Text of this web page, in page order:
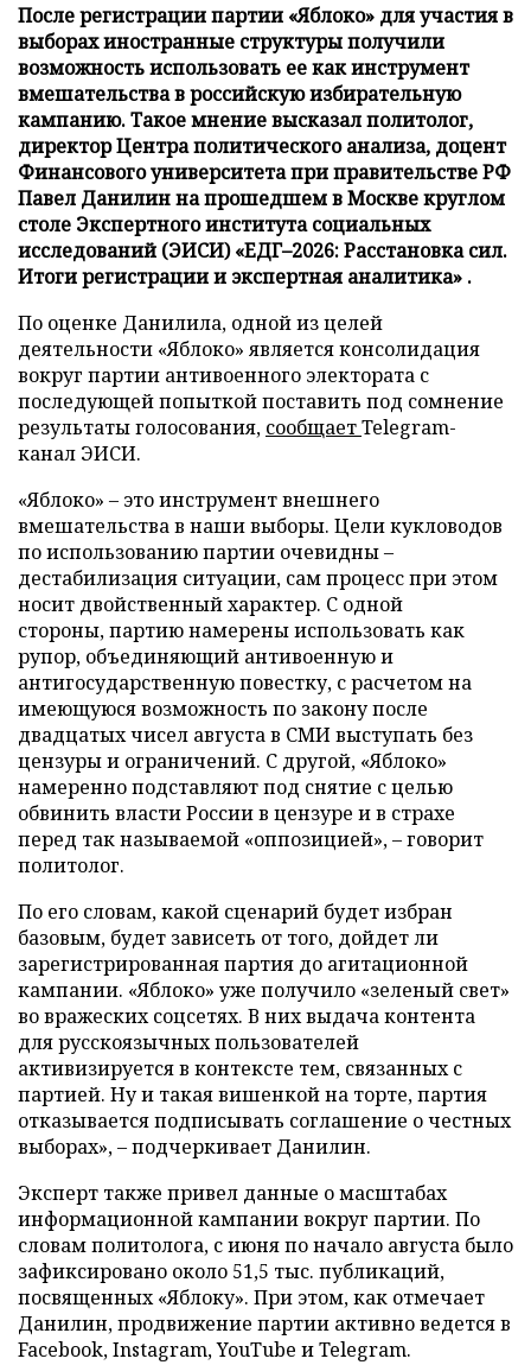
После регистрации партии «Яблоко» для участия в
выборах иностранные структуры получили
возможность использовать ее как инструмент
вмешательства в российскую избирательную
кампанию. Такое мнение высказал политолог,
директор Центра политического анализа, доцент
Финансового университета при правительстве РФ
Павел Данилин на прошедшем в Москве круглом
столе Экспертного института социальных
исследований (ЭИСИ) «ЕДГ–2026: Расстановка сил.
Итоги регистрации и экспертная аналитика» .
По оценке Данилила, одной из целей
деятельности «Яблоко» является консолидация
вокруг партии антивоенного электората с
последующей попыткой поставить под сомнение
результаты голосования, сообщаетTelegram-
канал ЭИСИ.
«Яблоко» – это инструмент внешнего
вмешательства в наши выборы. Цели кукловодов
по использованию партии очевидны –
дестабилизация ситуации, сам процесс при этом
носит двойственный характер. С одной
стороны, партию намерены использовать как
рупор, объединяющий антивоенную и
антигосударственную повестку, с расчетом на
имеющуюся возможность по закону после
двадцатых чисел августа в СМИ выступать без
цензуры и ограничений. С другой, «Яблоко»
намеренно подставляют под снятие с целью
обвинить власти России в цензуре и в страхе
перед так называемой «оппозицией», – говорит
политолог.
По его словам, какой сценарий будет избран
базовым, будет зависеть от того, дойдет ли
зарегистрированная партия до агитационной
кампании. «Яблоко» уже получило «зеленый свет»
во вражеских соцсетях. В них выдача контента
для русскоязычных пользователей
активизируется в контексте тем, связанных с
партией. Ну и такая вишенкой на торте, партия
отказывается подписывать соглашение о честных
выборах», – подчеркивает Данилин.
Эксперт также привел данные о масштабах
информационной кампании вокруг партии. По
словам политолога, с июня по начало августа было
зафиксировано около 51,5 тыс. публикаций,
посвященных «Яблоку». При этом, как отмечает
Данилин, продвижение партии активно ведется в
Facebook, Instagram, YouTube и Telegram.